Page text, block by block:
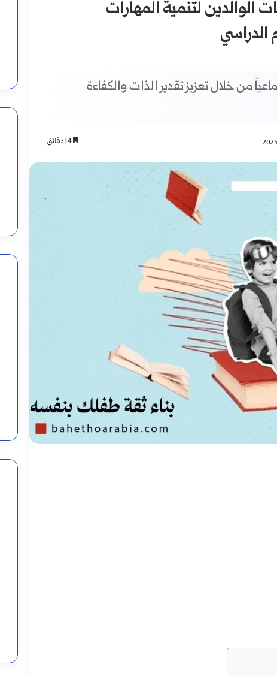
الوالدين لتنمية المهارات
الدراسي
من خلال تعزيز تقدير الذات والكفاءة